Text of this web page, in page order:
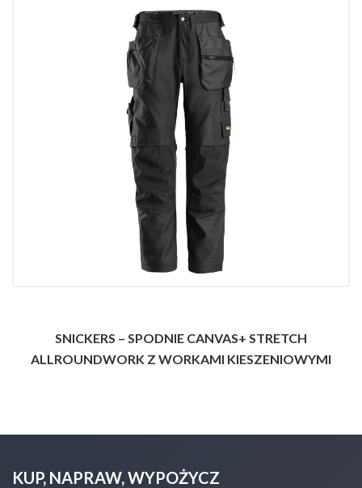
SNICKERS – SPODNIE CANVAS+ STRETCH
ALLROUNDWORK Z WORKAMI KIESZENIOWYMI
KUP, NAPRAW, WYPOŻYCZ